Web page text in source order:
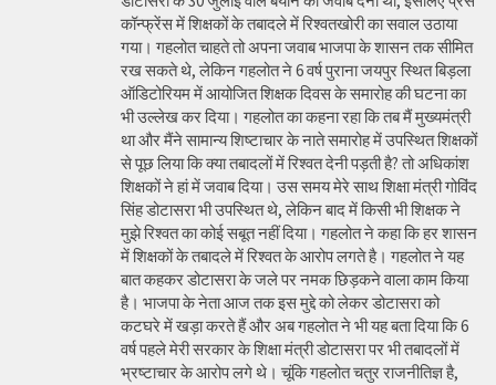
कॉन्फ्रेंस में शिक्षकों के तबादले में रिश्वतखोरी का सवाल उठाया
गया। गहलोत चाहते तो अपना जवाब भाजपा के शासन तक सीमित
रख सकते थे, लेकिन गहलोत ने 6 वर्ष पुराना जयपुर स्थित बिड़ला
ऑडिटोरियम में आयोजित शिक्षक दिवस के समारोह की घटना का
भी उल्लेख कर दिया। गहलोत का कहना रहा कि तब मैं मुख्यमंत्री
था और मैंने सामान्य शिष्टाचार के नाते समारोह में उपस्थित शिक्षकों
से पूछ लिया कि क्या तबादलों में रिश्वत देनी पड़ती है? तो अधिकांश
शिक्षकों ने हां में जवाब दिया। उस समय मेरे साथ शिक्षा मंत्री गोविंद
सिंह डोटासरा भी उपस्थित थे, लेकिन बाद में किसी भी शिक्षक ने
मुझे रिश्वत का कोई सबूत नहीं दिया। गहलोत ने कहा कि हर शासन
में शिक्षकों के तबादले में रिश्वत के आरोप लगते है। गहलोत ने यह
बात कहकर डोटासरा के जले पर नमक छिड़कने वाला काम किया
है। भाजपा के नेता आज तक इस मुद्दे को लेकर डोटासरा को
कटघरे में खड़ा करते हैं और अब गहलोत ने भी यह बता दिया कि 6
वर्ष पहले मेरी सरकार के शिक्षा मंत्री डोटासरा पर भी तबादलों में
भ्रष्टाचार के आरोप लगे थे। चूंकि गहलोत चतुर राजनीतिज्ञ है,